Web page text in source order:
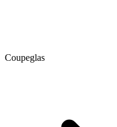
Coupeglas